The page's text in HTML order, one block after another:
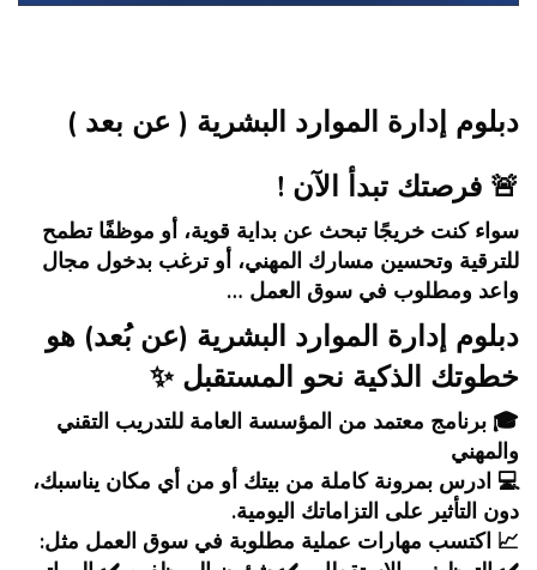
تجاوز [Cocoon] About (Text with Image)
دبلوم إدارة الموارد البشرية ( عن بعد )
🚨 فرصتك تبدأ الآن !
سواء كنت خريجًا تبحث عن بداية قوية، أو موظفًا تطمح
للترقية وتحسين مسارك المهني، أو ترغب بدخول مجال
واعد ومطلوب في سوق العمل …
دبلوم إدارة الموارد البشرية (عن بُعد) هو
خطوتك الذكية نحو المستقبل ✨
🎓 برنامج معتمد من المؤسسة العامة للتدريب التقني
والمهني
💻 ادرس بمرونة كاملة من بيتك أو من أي مكان يناسبك،
دون التأثير على التزاماتك اليومية.
📈 اكتسب مهارات عملية مطلوبة في سوق العمل مثل: